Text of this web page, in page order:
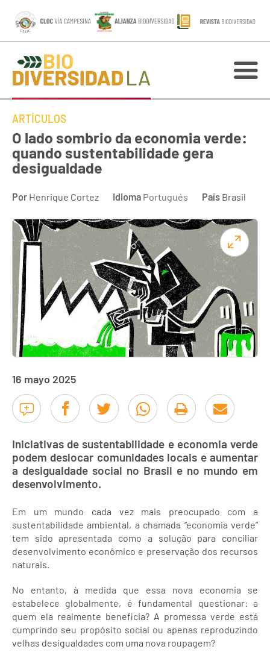
ARTÍCULOS
O lado sombrio da economia verde:
quando sustentabilidade gera
desigualdade
Por Henrique Cortez Idioma Portugués País Brasil
16 mayo 2025
Iniciativas de sustentabilidade e economia verde
podem deslocar comunidades locais e aumentar
a desigualdade social no Brasil e no mundo em
desenvolvimento.
Em um mundo cada vez mais preocupado com a
sustentabilidade ambiental, a chamada “economia verde”
tem sido apresentada como a solução para conciliar
desenvolvimento econômico e preservação dos recursos
naturais.
No entanto, à medida que essa nova economia se
estabelece globalmente, é fundamental questionar: a
quem ela realmente beneficia? A promessa verde está
cumprindo seu propósito social ou apenas reproduzindo
velhas desigualdades com uma nova roupagem?